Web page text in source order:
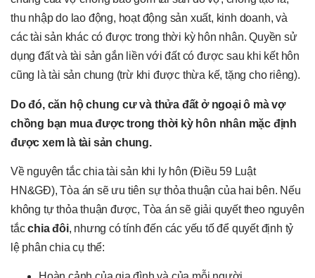
thu nhập do lao động, hoạt động sản xuất, kinh doanh, và
các tài sản khác có được trong thời kỳ hôn nhân. Quyền sử
dụng đất và tài sản gắn liền với đất có được sau khi kết hôn
cũng là tài sản chung (trừ khi được thừa kế, tặng cho riêng).
Do đó, căn hộ chung cư và thửa đất ở ngoại ô mà vợ
chồng bạn mua được trong thời kỳ hôn nhân mặc định
được xem là tài sản chung.
Về nguyên tắc chia tài sản khi ly hôn (Điều 59 Luật
HN&GĐ), Tòa án sẽ ưu tiên sự thỏa thuận của hai bên. Nếu
không tự thỏa thuận được, Tòa án sẽ giải quyết theo nguyên
tắcchia đôi, nhưng có tính đến các yếu tố để quyết định tỷ
lệ phân chia cụ thể: